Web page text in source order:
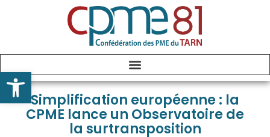
Simplification européenne : la
CPME lance un Observatoire de
la surtransposition
Ouvrir la barre d’outils